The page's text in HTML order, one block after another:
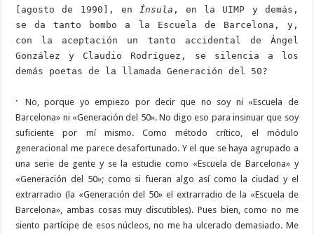
[agosto de 1990], en
Ínsula , en la UIMP y demás,
se da tanto bombo a la Escuela de Barcelona, y,
con la aceptación un tanto accidental de Ángel
González y Claudio Rodríguez, se silencia a los
demás poetas de la llamada Generación del 50?
·
No, porque yo empiezo por decir que no soy ni «Escuela de
Barcelona» ni «Generación del 50». No digo eso para insinuar que soy
suficiente por mí mismo. Como método crítico, el módulo
generacional me parece desafortunado. Y el que se haya agrupado a
una serie de gente y se la estudie como «Escuela de Barcelona» y
«Generación del 50»; como si fueran algo así como la ciudad y el
extrarradio (la «Generación del 50» el extrarradio de la «Escuela de
Barcelona», ambas cosas muy discutibles). Pues bien, como no me
siento partícipe de esos núcleos, no me ha ulcerado demasiado. Me